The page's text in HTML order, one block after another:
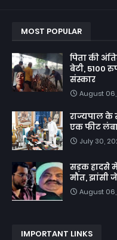
MOST POPULAR
पिता की
बेटी, 5100
संस्कार
August
राज्यपाल के
एक फीट
July 30,
सड़क हादसे
मौत, झांसी
August
IMPORTANT LINKS